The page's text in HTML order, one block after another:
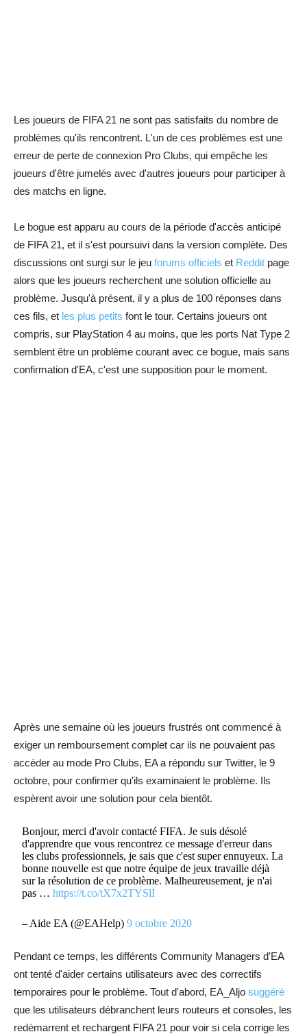
Les joueurs de FIFA 21 ne sont pas satisfaits du nombre de
problèmes qu'ils rencontrent. L'un de ces problèmes est une
erreur de perte de connexion Pro Clubs, qui empêche les
joueurs d'être jumelés avec d'autres joueurs pour participer à
des matchs en ligne.
Le bogue est apparu au cours de la période d'accès anticipé
de FIFA 21, et il s'est poursuivi dans la version complète. Des
discussions ont surgi sur le jeu forums officiels et Reddit page
alors que les joueurs recherchent une solution officielle au
problème. Jusqu'à présent, il y a plus de 100 réponses dans
ces fils, et les plus petits font le tour. Certains joueurs ont
compris, sur PlayStation 4 au moins, que les ports Nat Type 2
semblent être un problème courant avec ce bogue, mais sans
confirmation d'EA, c'est une supposition pour le moment.
Après une semaine où les joueurs frustrés ont commencé à
exiger un remboursement complet car ils ne pouvaient pas
accéder au mode Pro Clubs, EA a répondu sur Twitter, le 9
octobre, pour confirmer qu'ils examinaient le problème. Ils
espèrent avoir une solution pour cela bientôt.
Bonjour, merci d'avoir contacté FIFA. Je suis désolé
d'apprendre que vous rencontrez ce message d'erreur dans
les clubs professionnels, je sais que c'est super ennuyeux. La
bonne nouvelle est que notre équipe de jeux travaille déjà
sur la résolution de ce problème. Malheureusement, je n'ai
pas …https://t.co/tX7x2TYSlI
– Aide EA (@EAHelp)9 octobre 2020
Pendant ce temps, les différents Community Managers d'EA
ont tenté d'aider certains utilisateurs avec des correctifs
temporaires pour le problème. Tout d'abord, EA_Aljo suggéré
que les utilisateurs débranchent leurs routeurs et consoles, les
redémarrent et rechargent FIFA 21 pour voir si cela corrige les